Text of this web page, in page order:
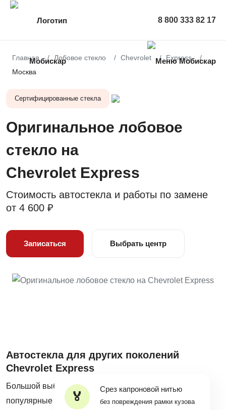
8 800 333 82 17
Главная Лобовое стекло Chevrolet
Express
Москва
Сертифицированные стекла
Оригинальное лобовое
стекло на
Chevrolet Express
Стоимость автостекла и работы по замене
от 4 600 ₽
Записаться Выбрать центр
Срез капроновой нитью
без повреждения рамки кузова
Автостекла для других поколений
Chevrolet Express
Большой выбор оригинальных автостекол на все
популярные модели Chevrolet Express в наличии и на